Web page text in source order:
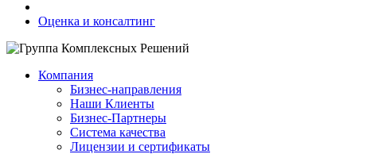
Оценка и консалтинг
Компания
Бизнес-направления
Наши Клиенты
Бизнес-Партнеры
Система качества
Лицензии и сертификаты